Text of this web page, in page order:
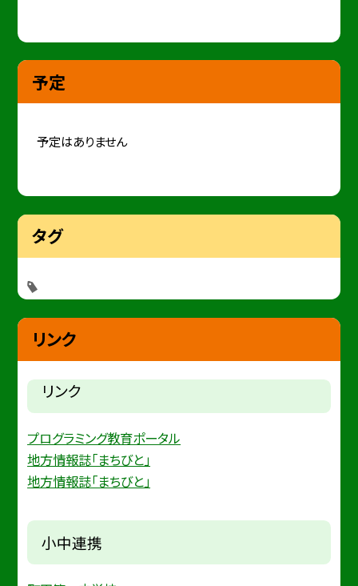
予定
予定はありません
タグ
リンク
リンク
プログラミング教育ポータル
地方情報誌「まちびと」
地方情報誌「まちびと」
小中連携